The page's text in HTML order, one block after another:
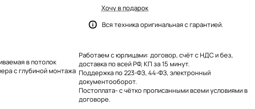
в потолок
с глубиной монтажа
Хочу в подарок
Вся техника оригинальная с гарантией.
Работаем с юрлицами: договор, счёт с НДС и без,
доставка по всей РФ, КП за 15 минут.
Поддержка по 223-ФЗ, 44-ФЗ, электронный
документооборот.
Постоплата- с чётко прописанными всеми условиями в
договоре.